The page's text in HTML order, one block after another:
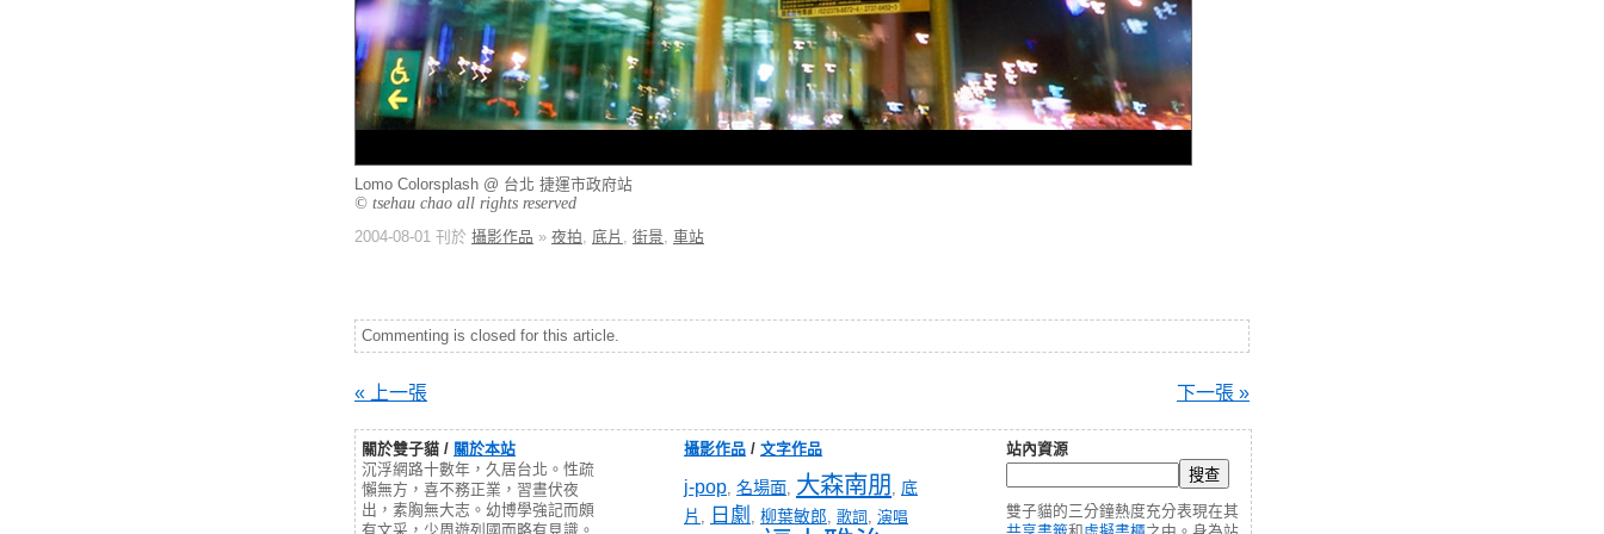
Lomo Colorsplash @ 台北 捷運市政府站
© tsehau chao all rights reserved
2004-08-01 刊於 攝影作品 » 夜拍, 底片 , 街景, 車站
Commenting is closed for this article.
« 上一張 下一張 »
關於雙子貓 / 關於本站
沉浮網路十數年，久居台北。性疏
懶無方，喜不務正業，習晝伏夜
出，素胸無大志。幼博學強記而頗
有文采，少周遊列國而略有見識。
站內資源
雙子貓的三分鐘熱度充分表現在其
攝影作品 / 文字作品
j-pop, 名場面, 大森南朋 , 底
片 , 日劇 , 柳葉敏郎, 歌詞 , 演唱